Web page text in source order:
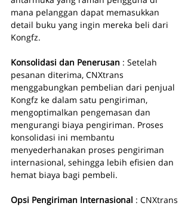
mana pelanggan dapat memasukkan
detail buku yang ingin mereka beli dari
Kongfz.
Konsolidasi dan Penerusan : Setelah
pesanan diterima, CNXtrans
menggabungkan pembelian dari penjual
Kongfz ke dalam satu pengiriman,
mengoptimalkan pengemasan dan
mengurangi biaya pengiriman. Proses
konsolidasi ini membantu
menyederhanakan proses pengiriman
internasional, sehingga lebih efisien dan
hemat biaya bagi pembeli.
Opsi Pengiriman Internasional : CNXtrans